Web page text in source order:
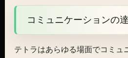
コミュニケーションの
テトラはあらゆる場面でコミュ